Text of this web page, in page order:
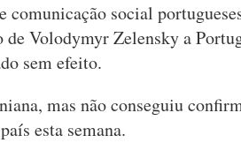
comunicação social
Volodymyr Zelensky a
sem efeito.
mas não conseguiu
esta semana.